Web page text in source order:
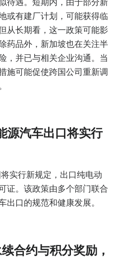
或有建厂计划，可能获得临
从长期看，这一政策可能影
药品外，新加坡也在关注半
，并已与相关企业沟通。当
施可能促使跨国公司重新调
源汽车出口将实行
实行新规定，出口纯电动
证。该政策由多个部门联合
出口的规范和健康发展。
合约与积分奖励，